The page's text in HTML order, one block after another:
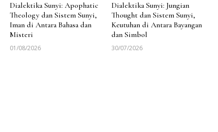
Dialektika Sunyi: Apophatic
Theology dan Sistem Sunyi,
Iman di Antara Bahasa dan
Misteri
01/08/2026
Dialektika Sunyi: Jungian
Thought dan Sistem Sunyi,
Keutuhan di Antara Bayangan
dan Simbol
30/07/2026